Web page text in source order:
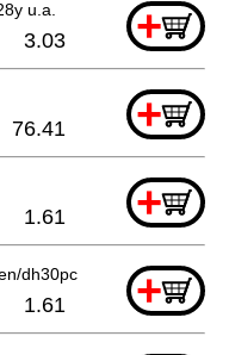
u.a. +
3.03
+
76.41
+
1.61
dh30pc Dh50sa1/sb/
+
1.61